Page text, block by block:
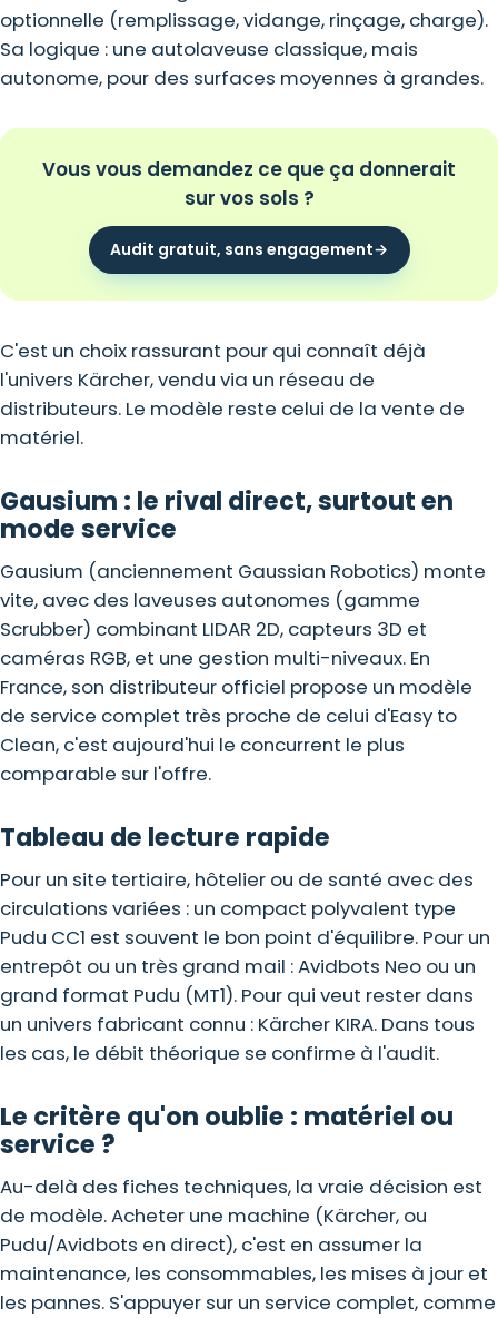
optionnelle (remplissage, vidange, rinçage, charge).
Sa logique : une autolaveuse classique, mais
autonome, pour des surfaces moyennes à grandes.
Vous vous demandez ce que ça donnerait
sur vos sols ?
Audit gratuit, sans engagement→
C'est un choix rassurant pour qui connaît déjà
l'univers Kärcher, vendu via un réseau de
distributeurs. Le modèle reste celui de la vente de
matériel.
Gausium : le rival direct, surtout en
mode service
Gausium (anciennement Gaussian Robotics) monte
vite, avec des laveuses autonomes (gamme
Scrubber) combinant LIDAR 2D, capteurs 3D et
caméras RGB, et une gestion multi-niveaux. En
France, son distributeur officiel propose un modèle
de service complet très proche de celui d'Easy to
Clean, c'est aujourd'hui le concurrent le plus
comparable sur l'offre.
Tableau de lecture rapide
Pour un site tertiaire, hôtelier ou de santé avec des
circulations variées : un compact polyvalent type
Pudu CC1 est souvent le bon point d'équilibre. Pour un
entrepôt ou un très grand mail : Avidbots Neo ou un
grand format Pudu (MT1). Pour qui veut rester dans
un univers fabricant connu : Kärcher KIRA. Dans tous
les cas, le débit théorique se confirme à l'audit.
Le critère qu'on oublie : matériel ou
service ?
Au-delà des fiches techniques, la vraie décision est
de modèle. Acheter une machine (Kärcher, ou
Pudu/Avidbots en direct), c'est en assumer la
maintenance, les consommables, les mises à jour et
les pannes. S'appuyer sur un service complet, comme